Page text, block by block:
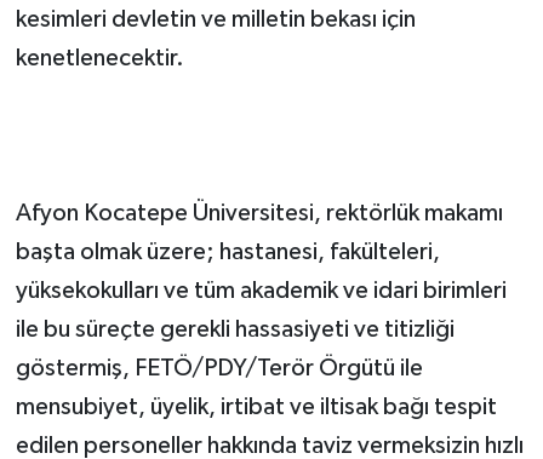
kesimleri devletin ve milletin bekası için
kenetlenecektir.
Afyon Kocatepe Üniversitesi, rektörlük makamı
başta olmak üzere; hastanesi, fakülteleri,
yüksekokulları ve tüm akademik ve idari birimleri
ile bu süreçte gerekli hassasiyeti ve titizliği
göstermiş, FETÖ/PDY/Terör Örgütü ile
mensubiyet, üyelik, irtibat ve iltisak bağı tespit
edilen personeller hakkında taviz vermeksizin hızlı